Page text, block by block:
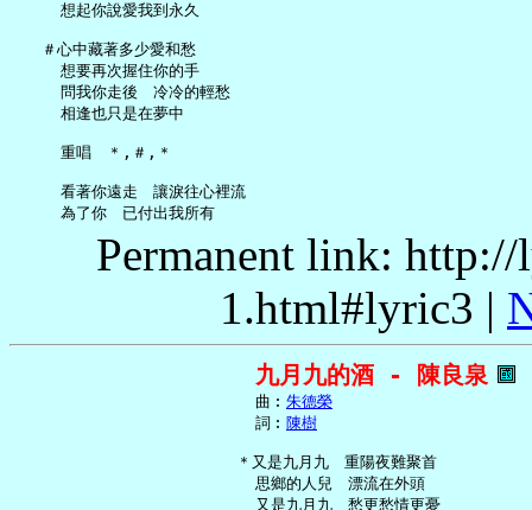
     想起你說愛我到永久
   ＃心中藏著多少愛和愁
     想要再次握住你的手
     問我你走後　冷冷的輕愁
     相逢也只是在夢中
     重唱　＊,＃,＊
     看著你遠走　讓淚往心裡流
Permanent link:
1.html#lyric3 |
九月九的酒 - 陳良泉
     曲︰
朱德榮
     詞︰
陳樹
   ＊又是九月九　重陽夜難聚首
     思鄉的人兒　漂流在外頭
     又是九月九　愁更愁情更憂